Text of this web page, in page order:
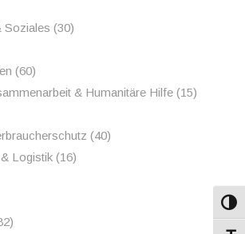
Soziales (30)
(60)
& Humanitäre Hilfe(15)
(40)
Logistik(16)